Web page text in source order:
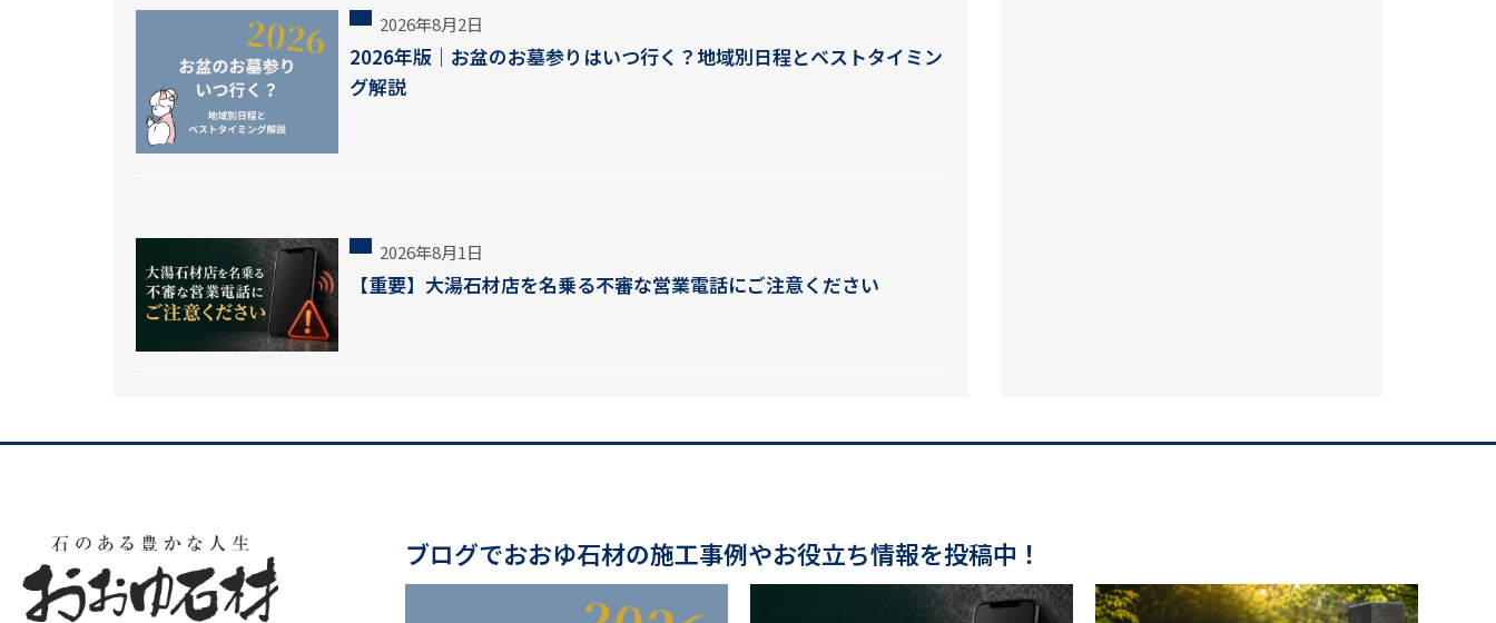
2026年8月2日
2026年版｜お盆のお墓参りはいつ行く？地域別日程とベストタイミン
グ解説
2026年8月1日
【重要】大湯石材店を名乗る不審な営業電話にご注意ください
ブログでおおゆ石材の施工事例やお役立ち情報を投稿中！